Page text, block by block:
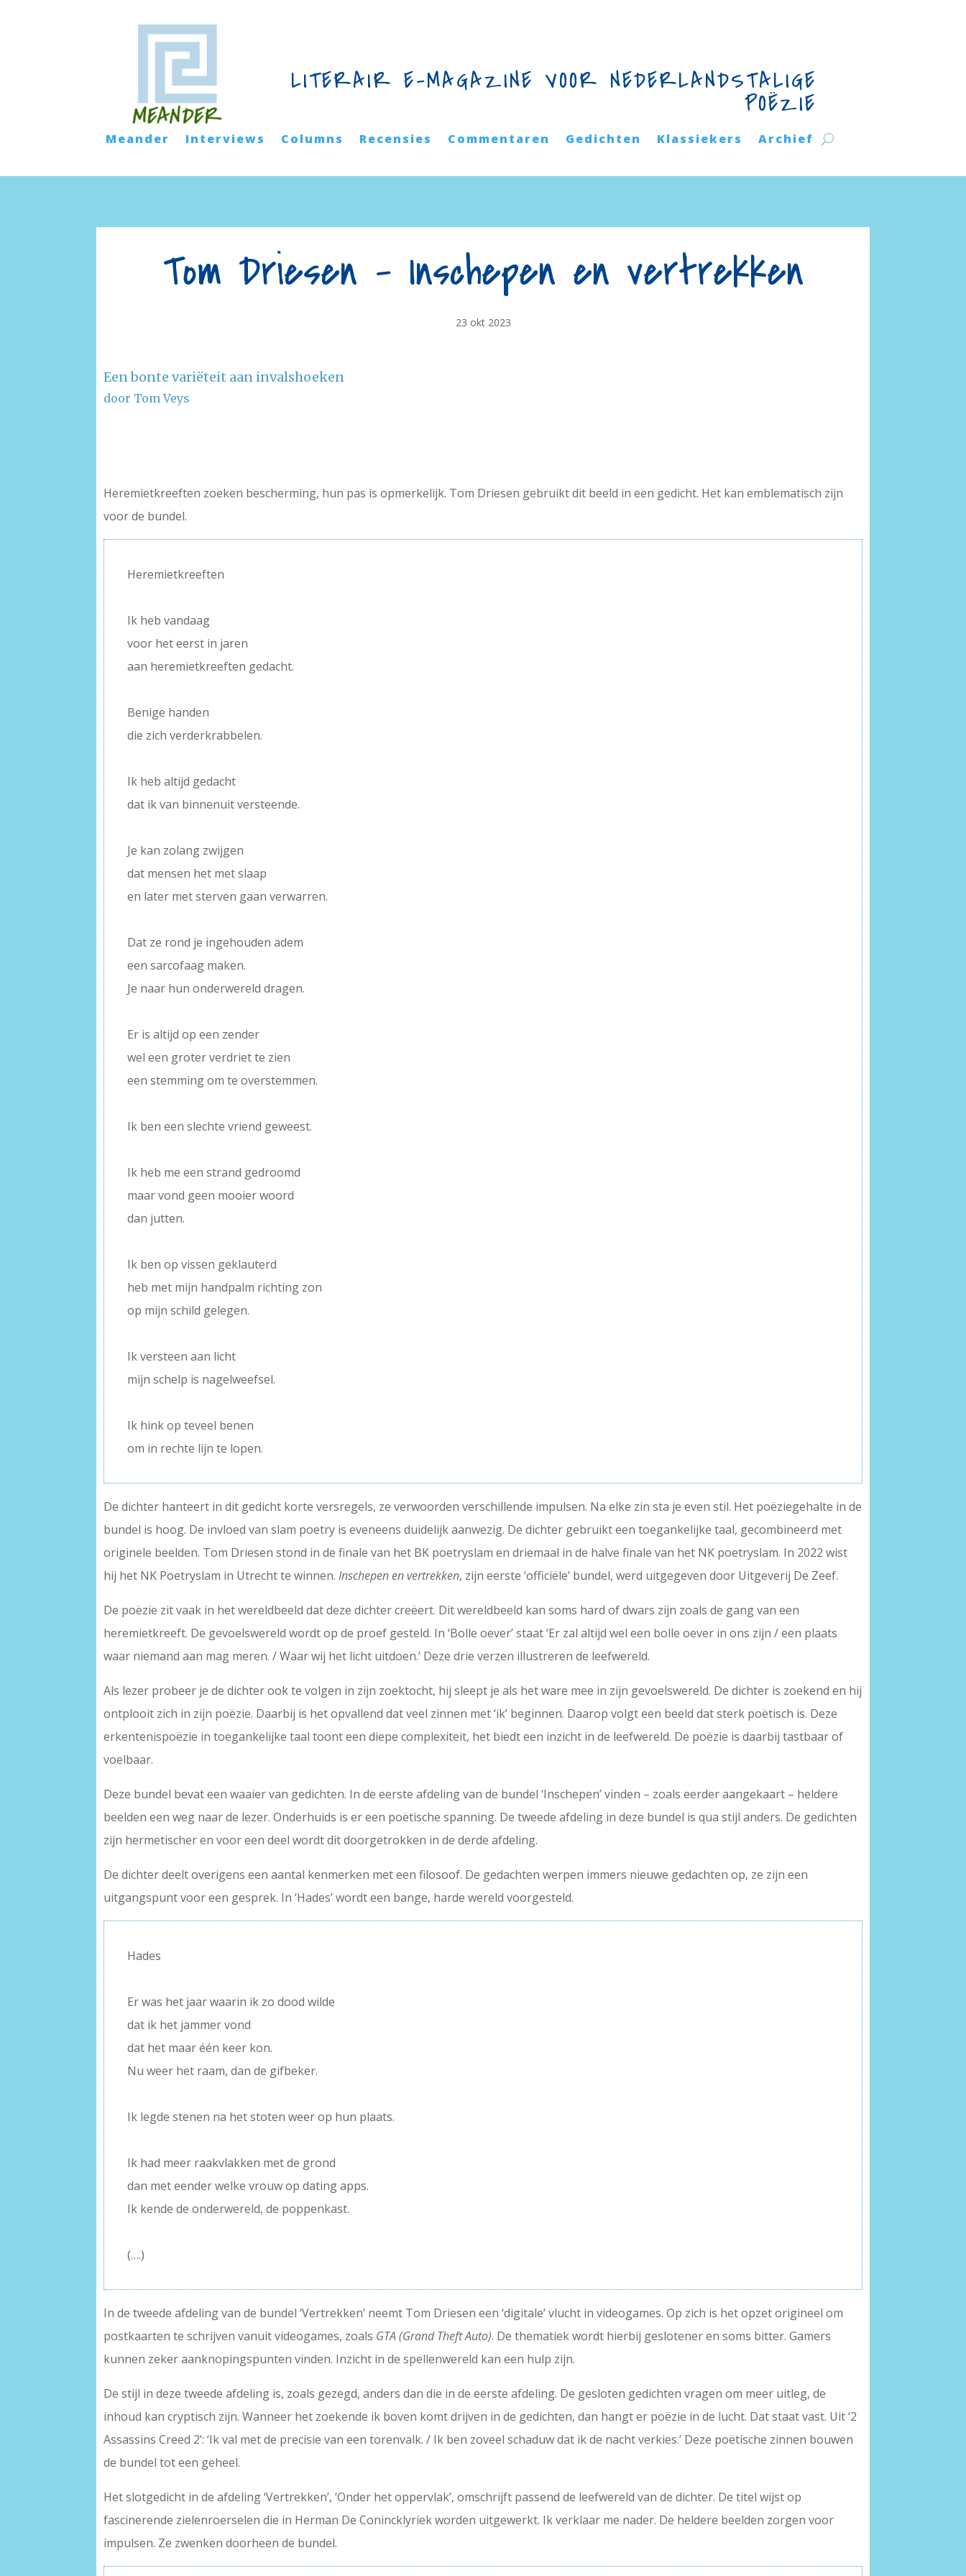
LITERAIR E-MAGAZINE VOOR NEDERLANDSTALIGE
POËZIE
Meander Interviews Columns Recensies Commentaren Gedichten Klassiekers Archief
Tom Driesen – Inschepen en vertrekken
23 okt 2023
Een bonte variëteit aan invalshoeken
door Tom Veys
Heremietkreeften zoeken bescherming, hun pas is opmerkelijk. Tom Driesen gebruikt dit beeld in een gedicht. Het kan emblematisch zijn
voor de bundel.
Heremietkreeften
Ik heb vandaag
voor het eerst in jaren
aan heremietkreeften gedacht.
Benige handen
die zich verderkrabbelen.
Ik heb altijd gedacht
dat ik van binnenuit versteende.
Je kan zolang zwijgen
dat mensen het met slaap
en later met sterven gaan verwarren.
Dat ze rond je ingehouden adem
een sarcofaag maken.
Je naar hun onderwereld dragen.
Er is altijd op een zender
wel een groter verdriet te zien
een stemming om te overstemmen.
Ik ben een slechte vriend geweest.
Ik heb me een strand gedroomd
maar vond geen mooier woord
dan jutten.
Ik ben op vissen geklauterd
heb met mijn handpalm richting zon
op mijn schild gelegen.
Ik versteen aan licht
mijn schelp is nagelweefsel.
Ik hink op teveel benen
om in rechte lijn te lopen.
De dichter hanteert in dit gedicht korte versregels, ze verwoorden verschillende impulsen. Na elke zin sta je even stil. Het poëziegehalte in de
bundel is hoog. De invloed van slam poetry is eveneens duidelijk aanwezig. De dichter gebruikt een toegankelijke taal, gecombineerd met
originele beelden. Tom Driesen stond in de finale van het BK poetryslam en driemaal in de halve finale van het NK poetryslam. In 2022 wist
hij het NK Poetryslam in Utrecht te winnen.Inschepen en vertrekken, zijn eerste ‘officiële’ bundel, werd uitgegeven door Uitgeverij De Zeef.
De poëzie zit vaak in het wereldbeeld dat deze dichter creëert. Dit wereldbeeld kan soms hard of dwars zijn zoals de gang van een
heremietkreeft. De gevoelswereld wordt op de proef gesteld. In ‘Bolle oever’ staat ‘Er zal altijd wel een bolle oever in ons zijn / een plaats
waar niemand aan mag meren. / Waar wij het licht uitdoen.’ Deze drie verzen illustreren de leefwereld.
Als lezer probeer je de dichter ook te volgen in zijn zoektocht, hij sleept je als het ware mee in zijn gevoelswereld. De dichter is zoekend en hij
ontplooit zich in zijn poëzie. Daarbij is het opvallend dat veel zinnen met ‘ik’ beginnen. Daarop volgt een beeld dat sterk poëtisch is. Deze
erkentenispoëzie in toegankelijke taal toont een diepe complexiteit, het biedt een inzicht in de leefwereld. De poëzie is daarbij tastbaar of
voelbaar.
Deze bundel bevat een waaier van gedichten. In de eerste afdeling van de bundel ‘Inschepen’ vinden – zoals eerder aangekaart – heldere
beelden een weg naar de lezer. Onderhuids is er een poëtische spanning. De tweede afdeling in deze bundel is qua stijl anders. De gedichten
zijn hermetischer en voor een deel wordt dit doorgetrokken in de derde afdeling.
De dichter deelt overigens een aantal kenmerken met een filosoof. De gedachten werpen immers nieuwe gedachten op, ze zijn een
uitgangspunt voor een gesprek. In ‘Hades’ wordt een bange, harde wereld voorgesteld.
Hades
Er was het jaar waarin ik zo dood wilde
dat ik het jammer vond
dat het maar één keer kon.
Nu weer het raam, dan de gifbeker.
Ik legde stenen na het stoten weer op hun plaats.
Ik had meer raakvlakken met de grond
dan met eender welke vrouw op dating apps.
Ik kende de onderwereld, de poppenkast.
(….)
In de tweede afdeling van de bundel ‘Vertrekken’ neemt Tom Driesen een ‘digitale’ vlucht in videogames. Op zich is het opzet origineel om
postkaarten te schrijven vanuit videogames, zoals GTA (Grand Theft Auto). De thematiek wordt hierbij geslotener en soms bitter. Gamers
kunnen zeker aanknopingspunten vinden. Inzicht in de spellenwereld kan een hulp zijn.
De stijl in deze tweede afdeling is, zoals gezegd, anders dan die in de eerste afdeling. De gesloten gedichten vragen om meer uitleg, de
inhoud kan cryptisch zijn. Wanneer het zoekende ik boven komt drijven in de gedichten, dan hangt er poëzie in de lucht. Dat staat vast. Uit ‘2
Assassins Creed 2’: ‘Ik val met de precisie van een torenvalk. / Ik ben zoveel schaduw dat ik de nacht verkies.’ Deze poëtische zinnen bouwen
de bundel tot een geheel.
Het slotgedicht in de afdeling ‘Vertrekken’, ‘Onder het oppervlak’, omschrijft passend de leefwereld van de dichter. De titel wijst op
fascinerende zielenroerselen die in Herman De Conincklyriek worden uitgewerkt. Ik verklaar me nader. De heldere beelden zorgen voor
impulsen. Ze zwenken doorheen de bundel.